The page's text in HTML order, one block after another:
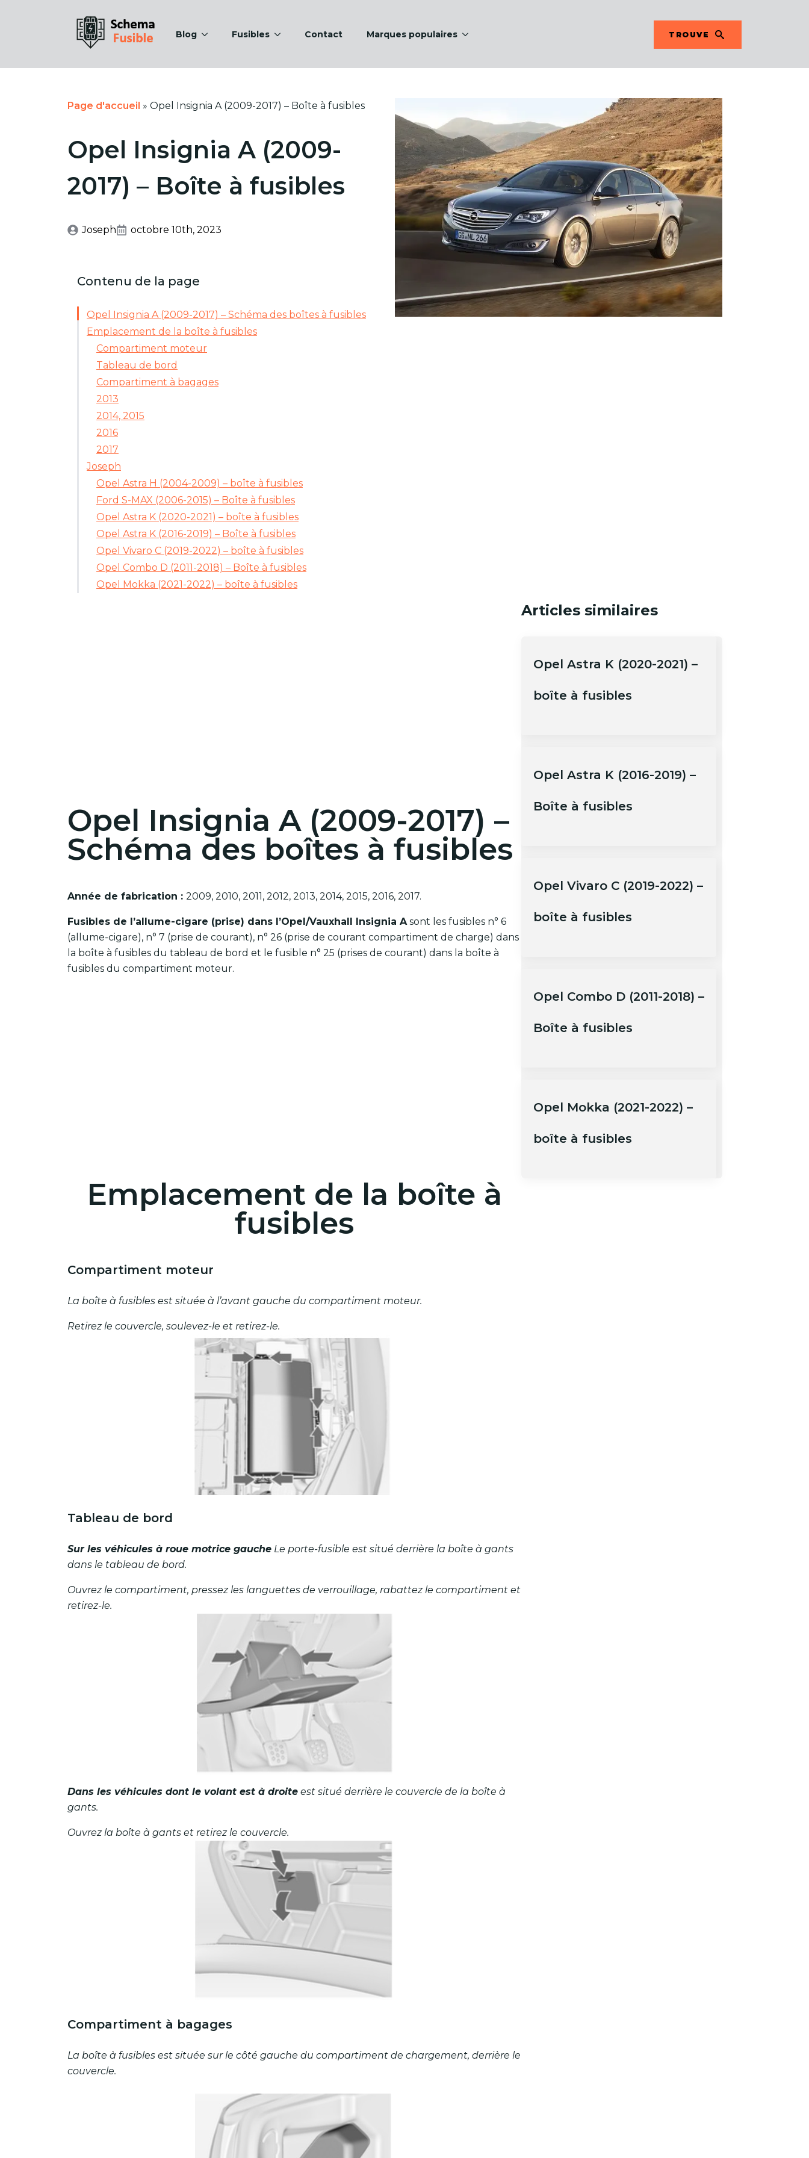
Blog Fusibles Contact Marques populaires TROUVE
Page d'accueil » Opel Insignia A (2009-2017) – Boîte à fusibles
Opel Insignia A (2009-
2017) – Boîte à fusibles
Joseph octobre 10th, 2023
Contenu de la page
Opel Insignia A (2009-2017) – Schéma des boîtes à fusibles
Emplacement de la boîte à fusibles
Compartiment moteur
Tableau de bord
Compartiment à bagages
2013
2014, 2015
2016
2017
Joseph
Opel Astra H (2004-2009) – boîte à fusibles
Ford S-MAX (2006-2015) – Boîte à fusibles
Opel Astra K (2020-2021) – boîte à fusibles
Opel Astra K (2016-2019) – Boîte à fusibles
Opel Vivaro C (2019-2022) – boîte à fusibles
Opel Combo D (2011-2018) – Boîte à fusibles
Opel Mokka (2021-2022) – boîte à fusibles
Opel Insignia A (2009-2017) –
Schéma des boîtes à fusibles
Année de fabrication : 2009, 2010, 2011, 2012, 2013, 2014, 2015, 2016, 2017.
Fusibles de l’allume-cigare (prise) dans l’Opel/Vauxhall Insignia Asont les fusibles n° 6
(allume-cigare), n° 7 (prise de courant), n° 26 (prise de courant compartiment de charge) dans
la boîte à fusibles du tableau de bord et le fusible n° 25 (prises de courant) dans la boîte à
fusibles du compartiment moteur.
Emplacement de la boîte à
fusibles
Compartiment moteur
La boîte à fusibles est située à l’avant gauche du compartiment moteur.
Retirez le couvercle, soulevez-le et retirez-le.
Tableau de bord
Sur les véhicules à roue motrice gauche Le porte-fusible est situé derrière la boîte à gants
dans le tableau de bord.
Ouvrez le compartiment, pressez les languettes de verrouillage, rabattez le compartiment et
retirez-le.
Dans les véhicules dont le volant est à droite est situé derrière le couvercle de la boîte à
gants.
Ouvrez la boîte à gants et retirez le couvercle.
Compartiment à bagages
La boîte à fusibles est située sur le côté gauche du compartiment de chargement, derrière le
couvercle.
Articles similaires
Opel Astra K (2020-2021) –
boîte à fusibles
Opel Astra K (2016-2019) –
Boîte à fusibles
Opel Vivaro C (2019-2022) –
boîte à fusibles
Opel Combo D (2011-2018) –
Boîte à fusibles
Opel Mokka (2021-2022) –
boîte à fusibles